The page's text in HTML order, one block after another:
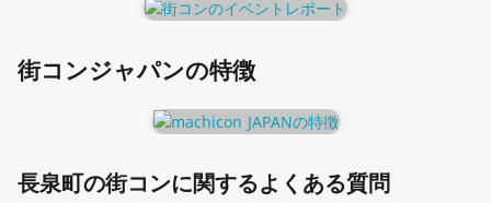
街コンジャパンの特徴
長泉町の街コンに関するよくある質問